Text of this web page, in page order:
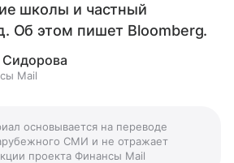
школы и частный
Об этом пишет Bloomberg.
Сидорова
Mail
основывается на переводе
СМИ и не отражает
проекта Финансы Mail